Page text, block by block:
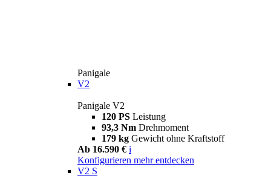
Panigale
V2
Panigale V2
120 PS Leistung
93,3 Nm Drehmoment
179 kg Gewicht ohne Kraftstoff
Ab 16.590 € i
Konfigurieren mehr entdecken
V2 S